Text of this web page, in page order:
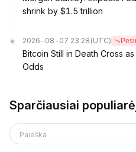
shrink by $1.5 trillion
2026-08-07 23:28 (UTC)
Bitcoin Still in Death Cross
Odds
Sparčiausiai
Paieška